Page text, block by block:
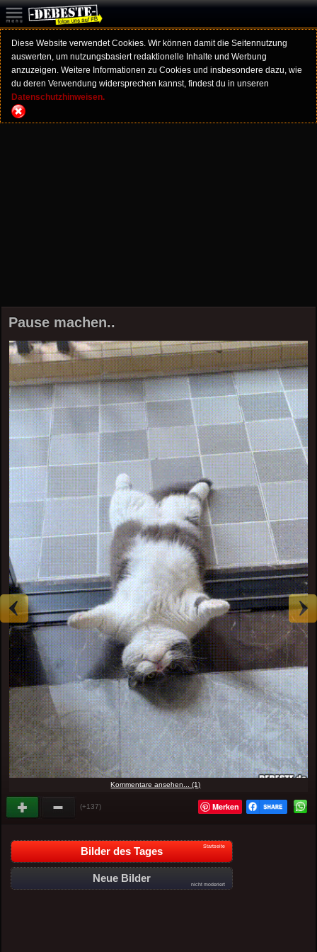
Diese Website verwendet Cookies. Wir können damit die Seitennutzung
auswerten, um nutzungsbasiert redaktionelle Inhalte und Werbung
anzuzeigen. Weitere Informationen zu Cookies und insbesondere dazu, wie
du deren Verwendung widersprechen kannst, findest du in unseren
Datenschutzhinweisen.
Pause machen..
Kommentare ansehen... (1)
(+137) Merken
Bilder des Tages Startseite
Neue Bilder
nicht moderiert